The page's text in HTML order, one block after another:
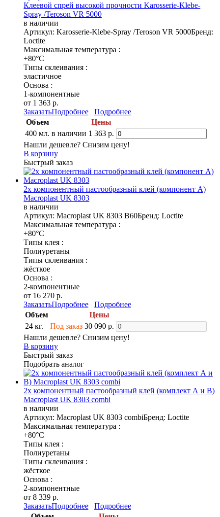
Клеевой спрей высокой прочности Karosserie-Klebe-
Spray /Teroson VR 5000
в наличии
Артикул: Karosserie-Klebe-Spray /Teroson VR 5000Бренд:
Loctite
Максимальная температура :
+80°C
Типы склеивания :
эластичное
Основа :
1-компонентные
от 1 363 р.
ЗаказатьПодробнее
Подробнее
Объем
Цены
400 мл. в наличии 1 363 р.
Нашли дешевле? Снизим цену!
В корзину
Быстрый заказ
2х компонентный пастообразный клей (компонент А)
Macroplast UK 8303
в наличии
Артикул: Macroplast UK 8303 B60Бренд: Loctite
Максимальная температура :
+80°C
Типы клея :
Полиуретаны
Типы склеивания :
жёсткое
Основа :
2-компонентные
от 16 270 р.
ЗаказатьПодробнее
Подробнее
Объем
Цены
24 кг.
Под заказ 30 090 р.
Нашли дешевле? Снизим цену!
В корзину
Быстрый заказ
Подобрать аналог
2х компонентный пастообразный клей (комплект А и В)
Macroplast UK 8303 combi
в наличии
Артикул: Macroplast UK 8303 combiБренд: Loctite
Максимальная температура :
+80°C
Типы клея :
Полиуретаны
Типы склеивания :
жёсткое
Основа :
2-компонентные
от 8 339 р.
ЗаказатьПодробнее
Подробнее